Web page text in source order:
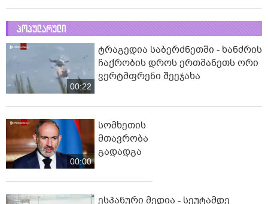
პოპულარული
00:22
ტრაგედია საბერძნეთში - ხანძრის
ჩაქრობის დროს ერთმანეთს ორი
ვერტმფრენი შეეჯახა
00:00
სომხეთის
მთავრობა
გადადგა
ესპანური მედია - სეუტამდე